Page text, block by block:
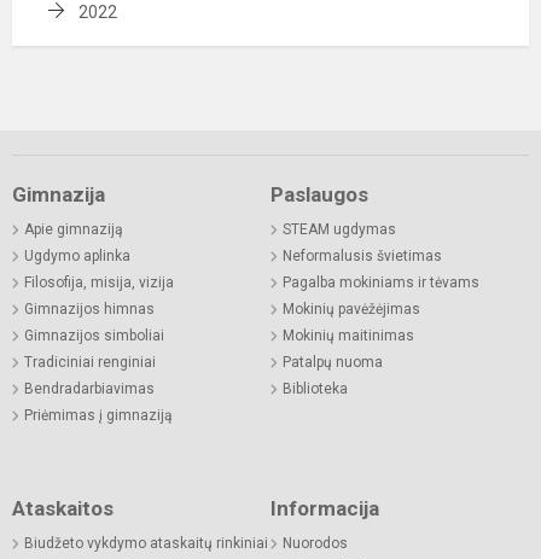
2022
Gimnazija
Apie gimnaziją
Ugdymo aplinka
Filosofija, misija, vizija
Gimnazijos himnas
Gimnazijos simboliai
Tradiciniai renginiai
Bendradarbiavimas
Priėmimas į gimnaziją
Paslaugos
STEAM ugdymas
Neformalusis švietimas
Pagalba mokiniams ir tėvams
Mokinių pavėžėjimas
Mokinių maitinimas
Patalpų nuoma
Biblioteka
Ataskaitos
Biudžeto vykdymo ataskaitų rinkiniai
Informacija
Nuorodos